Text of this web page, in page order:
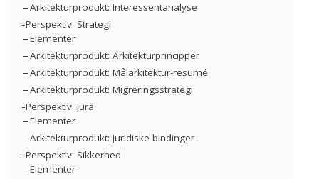
Arkitekturprodukt: Interessentanalyse
Perspektiv: Strategi
Elementer
Arkitekturprodukt: Arkitekturprincipper
Arkitekturprodukt: Målarkitektur-resumé
Arkitekturprodukt: Migreringsstrategi
Perspektiv: Jura
Elementer
Arkitekturprodukt: Juridiske bindinger
Perspektiv: Sikkerhed
Elementer